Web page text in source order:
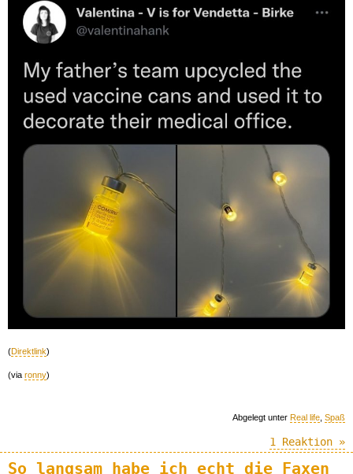
(Direktlink)
(via ronny)
Abgelegt unter Real life Spaß
1 Reaktion »
So langsam habe ich echt die Faxen